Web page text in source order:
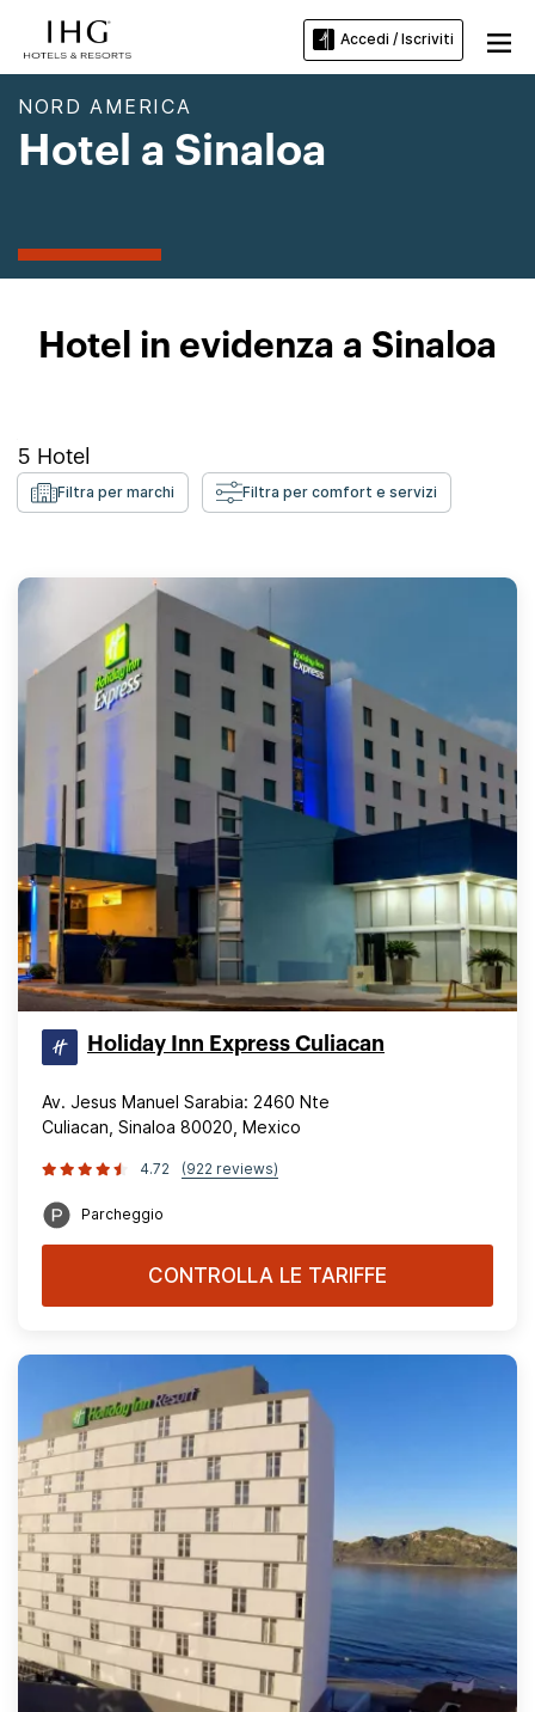
Accedi / Iscriviti
NORD AMERICA
Hotel a Sinaloa
Hotel in evidenza a Sinaloa
5 Hotel
Filtra per marchi Filtra per comfort e servizi
Holiday Inn Express Culiacan
Av. Jesus Manuel Sarabia: 2460 Nte
Culiacan, Sinaloa 80020, Mexico
4.72 (922 reviews)
Parcheggio
CONTROLLA LE TARIFFE